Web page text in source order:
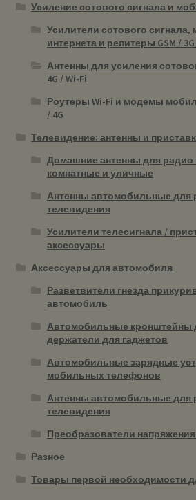
Усиление сотового сигнала и
Усилители сотового сигнала,
интернета и репитеры GSM / 3G
Антенны для усиления
4G / Wi-Fi
Роутеры Wi-Fi и модемы
/ 4G
Телевидение: антенны и
Домашние антенны для радио
комнатные и уличные
Антенны автомобильные для
телевидения
Усилители телесигнала /
аксессуары
Аксессуары для автомобиля
Разветвители гнезда
автомобиль
Автомобильные кронштейны
держатели для гаджетов
Автомобильные зарядные
мобильных телефонов
Антенны автомобильные для
телевидения
Преобразователи напряжения
Разное
Товары первой необходимости